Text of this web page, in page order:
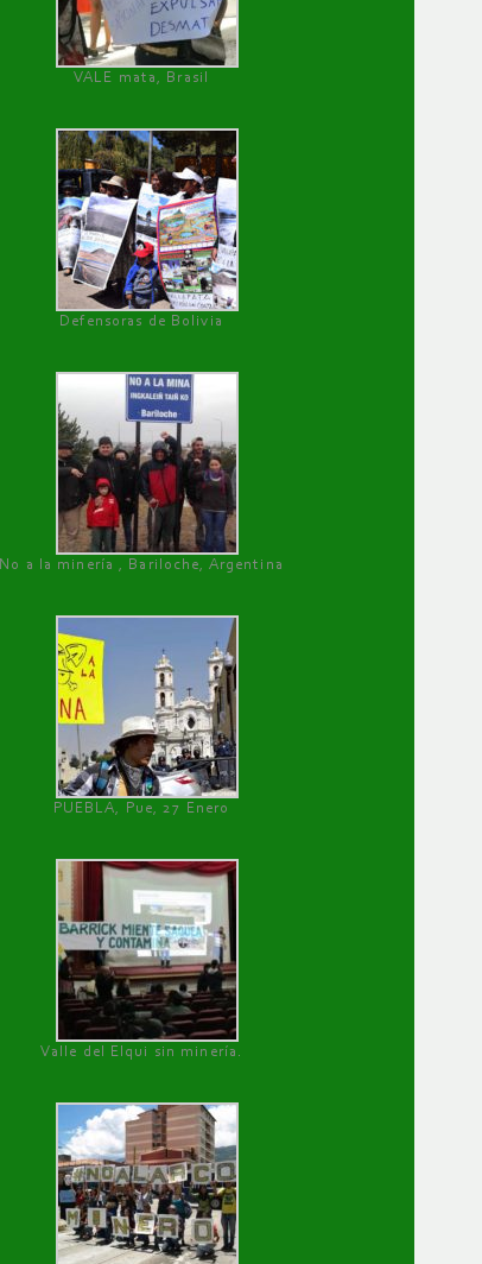
VALE mata, Brasil
Defensoras de Bolivia
No a la minería , Bariloche, Argentina
PUEBLA, Pue, 27 Enero
Valle del Elqui sin minería.